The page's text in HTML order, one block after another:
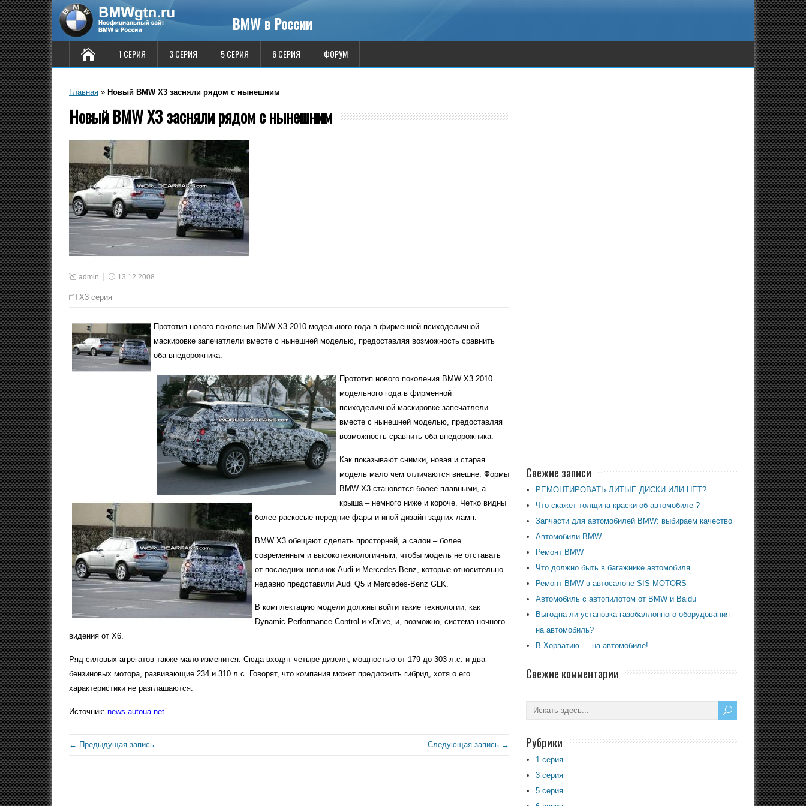
BMW в России
1 СЕРИЯ 3 СЕРИЯ 5 СЕРИЯ 6 СЕРИЯ ФОРУМ
Главная » Новый BMW X3 засняли рядом с нынешним
Новый BMW X3 засняли рядом с нынешним
admin 13.12.2008
X3 серия
Прототип нового поколения BMW X3 2010 модельного года в фирменной психоделичной
маскировке запечатлели вместе с нынешней моделью, предоставляя возможность сравнить
оба внедорожника.
Прототип нового поколения BMW X3 2010
модельного года в фирменной
психоделичной маскировке запечатлели
вместе с нынешней моделью, предоставляя
возможность сравнить оба внедорожника.
Как показывают снимки, новая и старая
модель мало чем отличаются внешне. Формы
BMW X3 становятся более плавными, а
крыша – немного ниже и короче. Четко видны
более раскосые передние фары и иной дизайн задних ламп.
BMW X3 обещают сделать просторней, а салон – более
современным и высокотехнологичным, чтобы модель не отставать
от последних новинок Audi и Mercedes-Benz, которые относительно
недавно представили Audi Q5 и Mercedes-Benz GLK.
В комплектацию модели должны войти такие технологии, как
Dynamic Performance Control и xDrive, и, возможно, система ночного
видения от X6.
Ряд силовых агрегатов также мало изменится. Сюда входят четыре дизеля, мощностью от 179 до 303 л.с. и два
бензиновых мотора, развивающие 234 и 310 л.с. Говорят, что компания может предложить гибрид, хотя о его
характеристики не разглашаются.
Источник: news.autoua.net
← Предыдущая запись Следующая запись →
Свежие записи
РЕМОНТИРОВАТЬ ЛИТЫЕ ДИСКИ ИЛИ НЕТ?
Что скажет толщина краски об автомобиле ?
Запчасти для автомобилей BMW: выбираем качество
Автомобили BMW
Ремонт BMW
Что должно быть в багажнике автомобиля
Ремонт BMW в автосалоне SIS-MOTORS
Автомобиль с автопилотом от BMW и Baidu
Выгодна ли установка газобаллонного оборудования
на автомобиль?
В Хорватию — на автомобиле!
Свежие комментарии
Рубрики
1 серия
3 серия
5 серия